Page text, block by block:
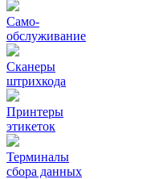
Само-
обслуживание
Сканеры
штрихкода
Принтеры
этикеток
Терминалы
сбора данных